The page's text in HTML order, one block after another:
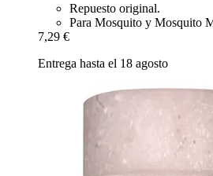
Repuesto original.
Para Mosquito y Mosquito
7,29 €
Entrega hasta el 18 agosto